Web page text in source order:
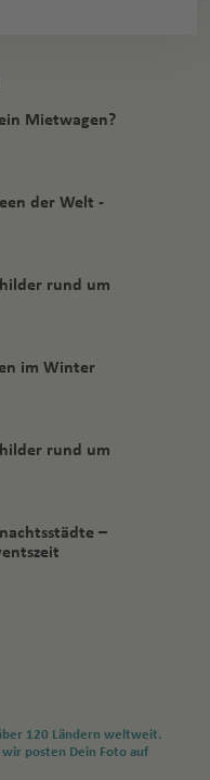
Mietwagen?
der Welt -
rund um
im Winter
rund um
–
120 Ländern weltweit.
posten Dein Foto auf